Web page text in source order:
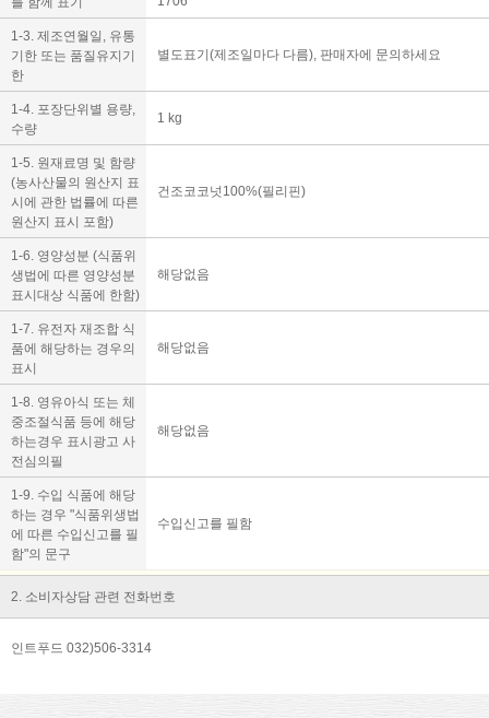
1-3. 제조연월일, 유통
기한 또는 품질유지기
한
별도표기(제조일마다 다름), 판매자에 문의하세요
1-4. 포장단위별 용량,
수량
1 kg
1-5. 원재료명 및 함량
(농사산물의 원산지 표
시에 관한 법률에 따른
원산지 표시 포함)
건조코코넛100%(필리핀)
1-6. 영양성분 (식품위
생법에 따른 영양성분
표시대상 식품에 한함)
해당없음
1-7. 유전자 재조합 식
품에 해당하는 경우의
표시
해당없음
1-8. 영유아식 또는 체
중조절식품 등에 해당
하는경우 표시광고 사
전심의필
해당없음
1-9. 수입 식품에 해당
하는 경우 "식품위생법
에 따른 수입신고를 필
함"의 문구
수입신고를 필함
2. 소비자상담 관련 전화번호
인트푸드 032)506-3314